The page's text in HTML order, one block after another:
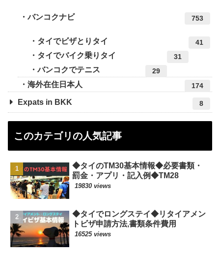
バンコクナビ 753
タイでビザとりタイ 41
タイでバイク乗りタイ 31
バンコクでテニス 29
海外在住日本人 174
Expats in BKK 8
このカテゴリの人気記事
◆タイのTM30基本情報◆必要書類・
罰金・アプリ・記入例◆TM28
19830 views
◆タイでロングステイ◆リタイアメン
トビザ申請方法,書類条件費用
16525 views